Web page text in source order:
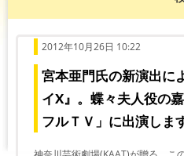
2012年10月26日 10:22
宮本亜門氏の新演出に
イX』。蝶々夫人役の
フルＴＶ」に出演しま